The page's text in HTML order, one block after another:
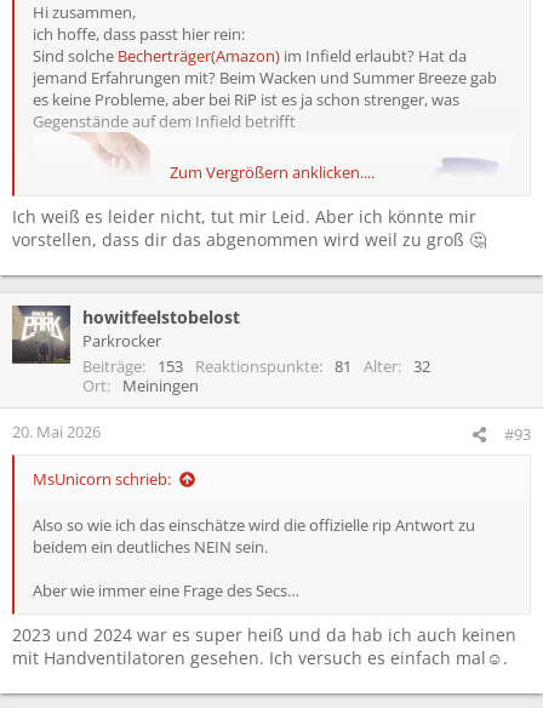
Hi zusammen,
ich hoffe, dass passt hier rein:
Sind solche Becherträger(Amazon) im Infield erlaubt? Hat da
jemand Erfahrungen mit? Beim Wacken und Summer Breeze gab
es keine Probleme, aber bei RiP ist es ja schon strenger, was
Gegenstände auf dem Infield betrifft
Zum Vergrößern anklicken....
Ich weiß es leider nicht, tut mir Leid. Aber ich könnte mir
vorstellen, dass dir das abgenommen wird weil zu groß 🤔
howitfeelstobelost
Parkrocker
Beiträge
153 Reaktionspunkte 81 Alter
32
Ort
Meiningen
20. Mai 2026 #93
MsUnicorn schrieb:
Also so wie ich das einschätze wird die offizielle rip Antwort zu
beidem ein deutliches NEIN sein.
Aber wie immer eine Frage des Secs…
2023 und 2024 war es super heiß und da hab ich auch keinen
mit Handventilatoren gesehen. Ich versuch es einfach mal☺️.